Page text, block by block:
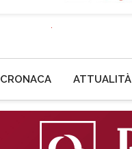
CRONACA ATTUALITÀ